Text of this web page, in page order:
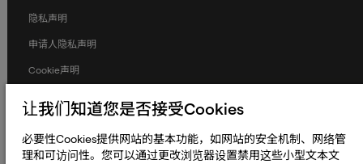
隐私声明
申请人隐私声明
Cookie声明
全球政策
让我们知道您是否接受Cookies
必要性Cookies提供网站的基本功能，如网站的安全机制、网络管
理和可访问性。您可以通过更改浏览器设置禁用这些小型文本文